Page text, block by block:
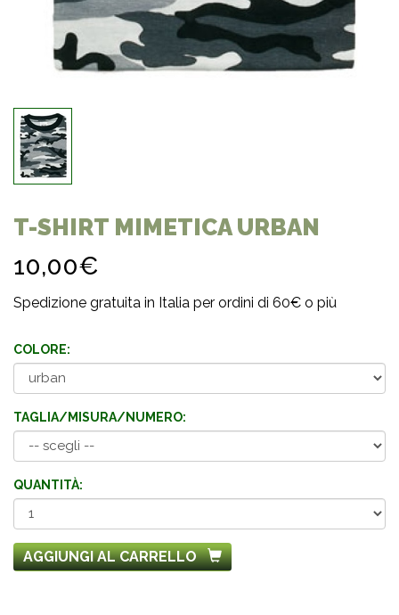
T-SHIRT MIMETICA URBAN
10,00€
Spedizione gratuita in Italia per ordini di 60€ o più
COLORE:
TAGLIA/MISURA/NUMERO:
QUANTITÀ:
AGGIUNGI AL CARRELLO